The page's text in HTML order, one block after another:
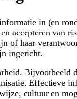
in (en
accepteren van
of haar
ingericht.
Effectieve
cultuur en